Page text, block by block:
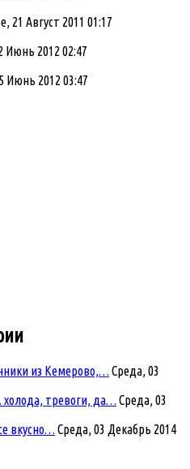
21 Август 2011 01:17
Июнь 2012 02:47
Июнь 2012 03:47
из Кемерово,… Среда, 03
холода, тревоги, да… Среда, 03
вкусно… Среда, 03 Декабрь 2014